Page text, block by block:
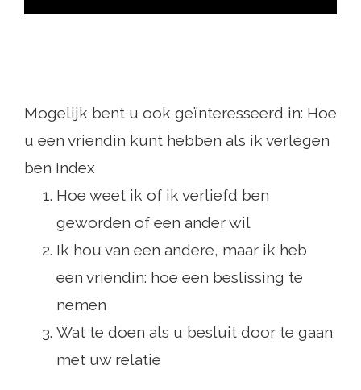
Mogelijk bent u ook geïnteresseerd in: Hoe
u een vriendin kunt hebben als ik verlegen
ben Index
Hoe weet ik of ik verliefd ben
geworden of een ander wil
Ik hou van een andere, maar ik heb
een vriendin: hoe een beslissing te
nemen
Wat te doen als u besluit door te gaan
met uw relatie